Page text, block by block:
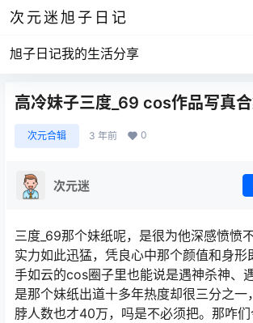
次元迷旭子日记
旭子日记我的生活分享
高冷妹子三度_69 cos作品写真
次元合辑 3 年前 0
次元迷
三度_69那个妹纸呢，是很为他深感愤愤
实力如此迅猛，凭良心中那个颜值和身形
手如云的cos圈子里也能说是遇神杀神、
是那个妹纸出道十多年热度却很三分之一
脖人数也才40万，吗是不必须把。那咋